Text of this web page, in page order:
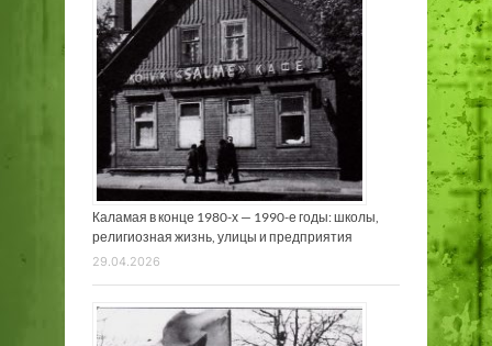
Каламая в конце 1980-х — 1990-е годы: школы,
религиозная жизнь, улицы и предприятия
29.04.2026